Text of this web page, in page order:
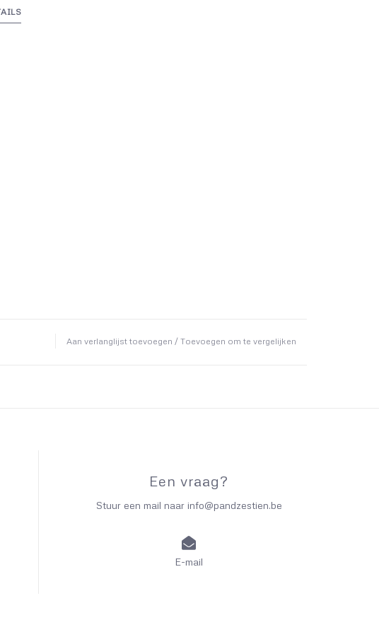
Aan verlanglijst toevoegen / Toevoegen om te vergelijken
Een vraag?
Stuur een mail naar info@pandzestien.be
E-mail